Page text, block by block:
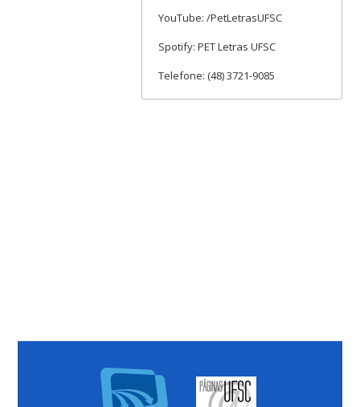
YouTube: /PetLetrasUFSC
Spotify: PET Letras UFSC
Telefone: (48) 3721-9085